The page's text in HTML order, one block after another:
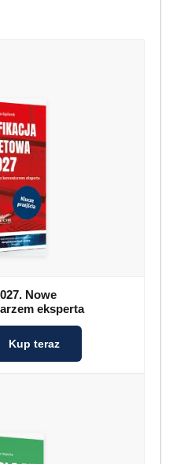
Nowe
eksperta
Kup teraz